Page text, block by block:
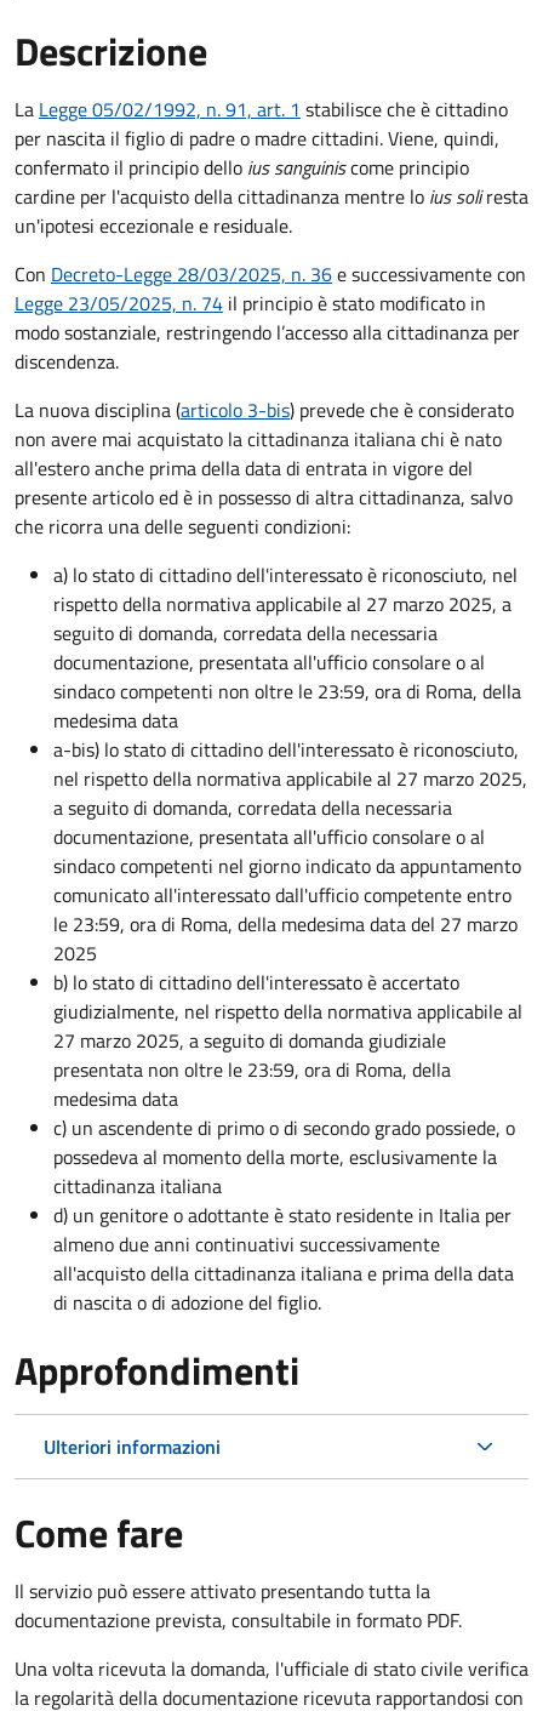
Descrizione
La Legge 05/02/1992, n. 91, art. 1 stabilisce che è cittadino
per nascita il figlio di padre o madre cittadini. Viene, quindi,
confermato il principio dello ius sanguiniscome principio
cardine per l'acquisto della cittadinanza mentre lo ius soliresta
un'ipotesi eccezionale e residuale.
Con Decreto-Legge 28/03/2025, n. 36e successivamente con
Legge 23/05/2025, n. 74 il principio è stato modificato in
modo sostanziale, restringendo l’accesso alla cittadinanza per
discendenza.
La nuova disciplina (articolo 3-bis) prevede cheèconsiderato
non avere mai acquistato la cittadinanza italiana chi è nato
all'estero anche prima della data di entrata in vigore del
presente articolo ed è in possesso di altra cittadinanza, salvo
che ricorra una delle seguenti condizioni:
a) lo stato di cittadino dell'interessato è riconosciuto, nel
rispetto della normativa applicabile al 27 marzo 2025, a
seguito di domanda, corredata della necessaria
documentazione, presentata all'ufficio consolare o al
sindaco competenti non oltre le 23:59, ora di Roma, della
medesima data
a-bis) lo stato di cittadino dell'interessato è riconosciuto,
nel rispetto della normativa applicabile al 27 marzo 2025,
a seguito di domanda, corredata della necessaria
documentazione, presentata all'ufficio consolare o al
sindaco competenti nel giorno indicato da appuntamento
comunicato all'interessato dall'ufficio competente entro
le 23:59, ora di Roma, della medesima data del 27 marzo
2025
b) lo stato di cittadino dell'interessato è accertato
giudizialmente, nel rispetto della normativa applicabile al
27 marzo 2025, a seguito di domanda giudiziale
presentata non oltre le 23:59, ora di Roma, della
medesima data
c) un ascendente di primo o di secondo grado possiede, o
possedeva al momento della morte, esclusivamente la
cittadinanza italiana
d) un genitore o adottante è stato residente in Italia per
almeno due anni continuativi successivamente
all'acquisto della cittadinanza italiana e prima della data
di nascita o di adozione del figlio.
Approfondimenti
Ulteriori informazioni
Come fare
Il servizio può essere attivato presentando tutta la
documentazione prevista, consultabile in formato PDF.
Una volta ricevuta la domanda, l'ufficiale di stato civile verifica
la regolarità della documentazione ricevuta rapportandosi con